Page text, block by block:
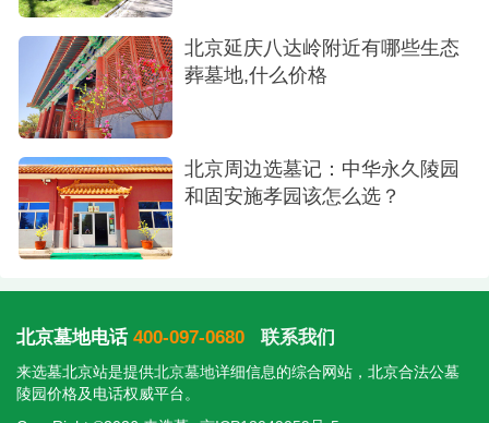
北京延庆八达岭附近有哪些生态
葬墓地,什么价格
北京周边选墓记：中华永久陵园
和固安施孝园该怎么选？
北京墓地电话 400-097-0680 联系我们
来选墓北京站是提供北京墓地详细信息的综合网站，北京合法公墓
陵园价格及电话权威平台。